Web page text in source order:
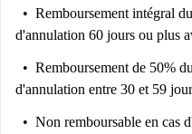
Remboursement intégral
d'annulation 60 jours ou plus
Remboursement de 50%
d'annulation entre 30 et 59
Non remboursable en cas